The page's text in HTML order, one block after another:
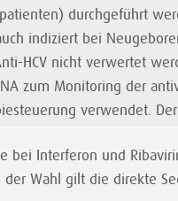
durchgeführt
indiziert bei
HCV nicht verwertet
zum Monitoring der
verwendet.
bei Interferon und
Wahl gilt die direkte